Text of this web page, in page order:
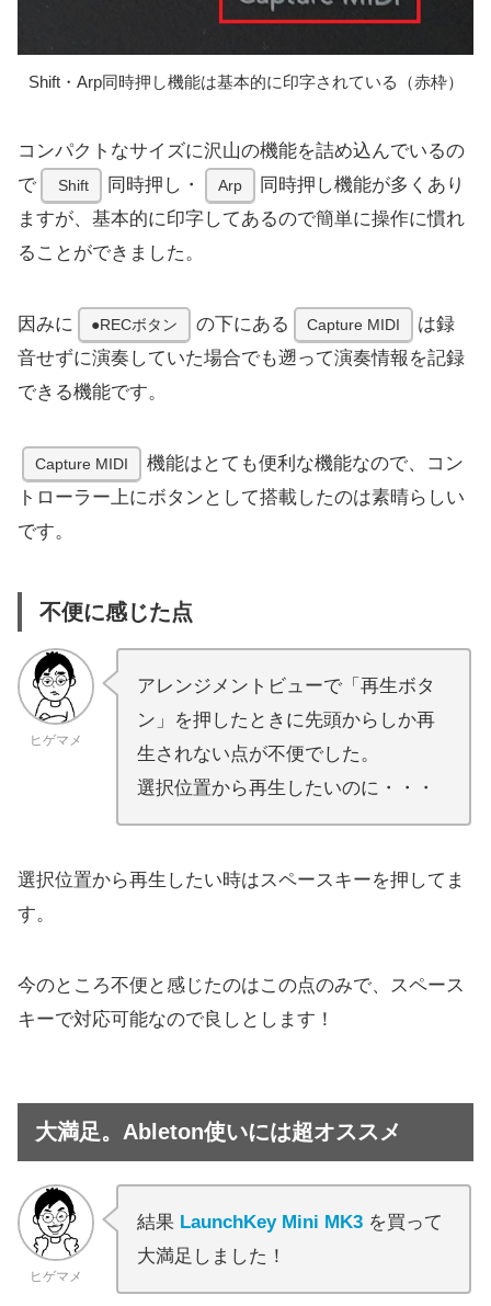
Shift・Arp同時押し機能は基本的に印字されている（赤枠）
コンパクトなサイズに沢山の機能を詰め込んでいるの
で
Shift 同時押し・ Arp
同時押し機能が多くあり
ますが、基本的に印字してあるので簡単に操作に慣れ
ることができました。
因みに ●RECボタン の下にある Capture MIDI
は録
音せずに演奏していた場合でも遡って演奏情報を記録
できる機能です。
Capture MIDI
機能はとても便利な機能なので、コン
トローラー上にボタンとして搭載したのは素晴らしい
です。
不便に感じた点
ヒゲマメ
アレンジメントビューで「再生ボタ
ン」を押したときに先頭からしか再
生されない点が不便でした。
選択位置から再生したいのに・・・
選択位置から再生したい時はスペースキーを押してま
す。
今のところ不便と感じたのはこの点のみで、スペース
キーで対応可能なので良しとします！
大満足。Ableton使いには超オススメ
ヒゲマメ
結果 LaunchKey Mini MK3 を買って
大満足しました！